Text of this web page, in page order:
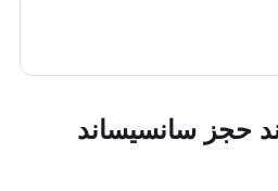
حجز سانسيساند